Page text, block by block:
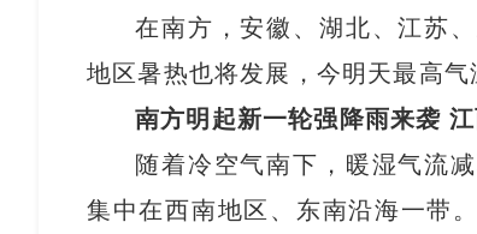
在南方，安徽、湖北、江苏
地区暑热也将发展，今明天最高
南方明起新一轮强降雨来袭
随着冷空气南下，暖湿气流
集中在西南地区、东南沿海一带